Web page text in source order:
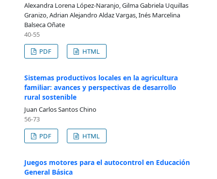
Alexandra Lorena López-Naranjo, Gilma Gabriela Uquillas
Granizo, Adrian Alejandro Aldaz Vargas, Inés Marcelina
Balseca Oñate
40-55
PDF
HTML
Sistemas productivos locales en la agricultura
familiar: avances y perspectivas de desarrollo
rural sostenible
Juan Carlos Santos Chino
56-73
PDF
HTML
Juegos motores para el autocontrol en Educación
General Básica